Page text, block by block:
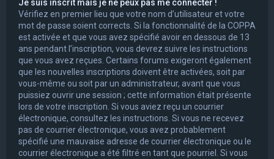
Je suis inscrit mais je ne peux pas me connecter !
Vérifiez en premier lieu que votre nom d’utilisateur et votre
mot de passe soient corrects. Si la fonctionnalité de la COPPA
est activée et que vous avez spécifié avoir en dessous de 13
ans pendant l’inscription, vous devrez suivre les instructions
que vous avez reçues. Certains forums exigeront également
que les nouvelles inscriptions doivent être activées, soit par
vous-même ou soit par un administrateur, avant que vous
puissiez ouvrir une session ; cette information était présente
lors de votre inscription. Si vous aviez reçu un courrier
électronique, consultez les instructions. Si vous ne recevez
pas de courrier électronique, vous avez probablement
spécifié une mauvaise adresse de courrier électronique ou le
courrier électronique a été filtré en tant que pourriel. Si vous